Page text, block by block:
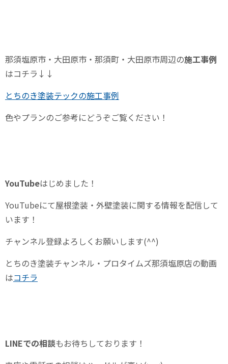
那須塩原市・大田原市・那須町・大田原市周辺の施工事例
はコチラ↓↓
とちのき塗装テックの施工事例
色やプランのご参考にどうぞご覧ください！
YouTubeはじめました！
YouTubeにて屋根塗装・外壁塗装に関する情報を配信して
います！
チャンネル登録よろしくお願いします(^^)
とちのき塗装チャンネル・プロタイムズ那須塩原店の動画
はコチラ
LINEでの相談もお待ちしております！